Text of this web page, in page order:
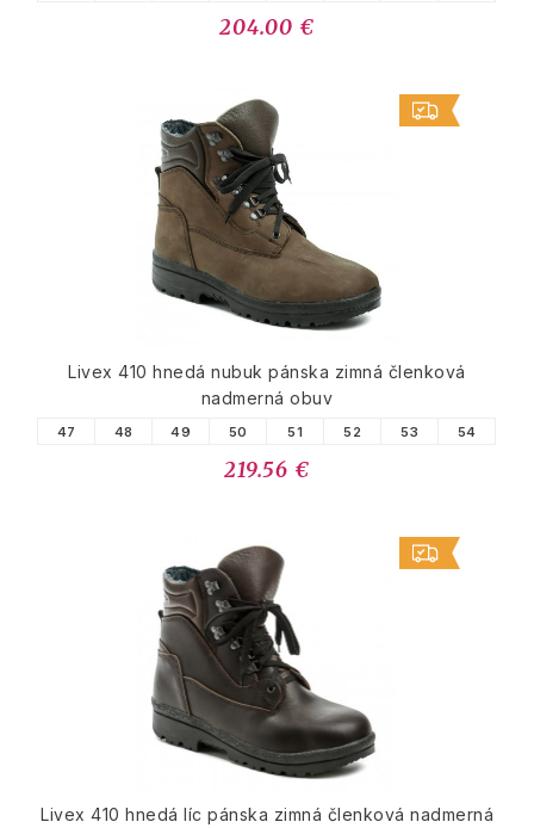
204.00 €
Livex 410 hnedá nubuk pánska zimná členková
nadmerná obuv
47 48 49 50 51 52 53 54
219.56 €
Livex 410 hnedá líc pánska zimná členková nadmerná